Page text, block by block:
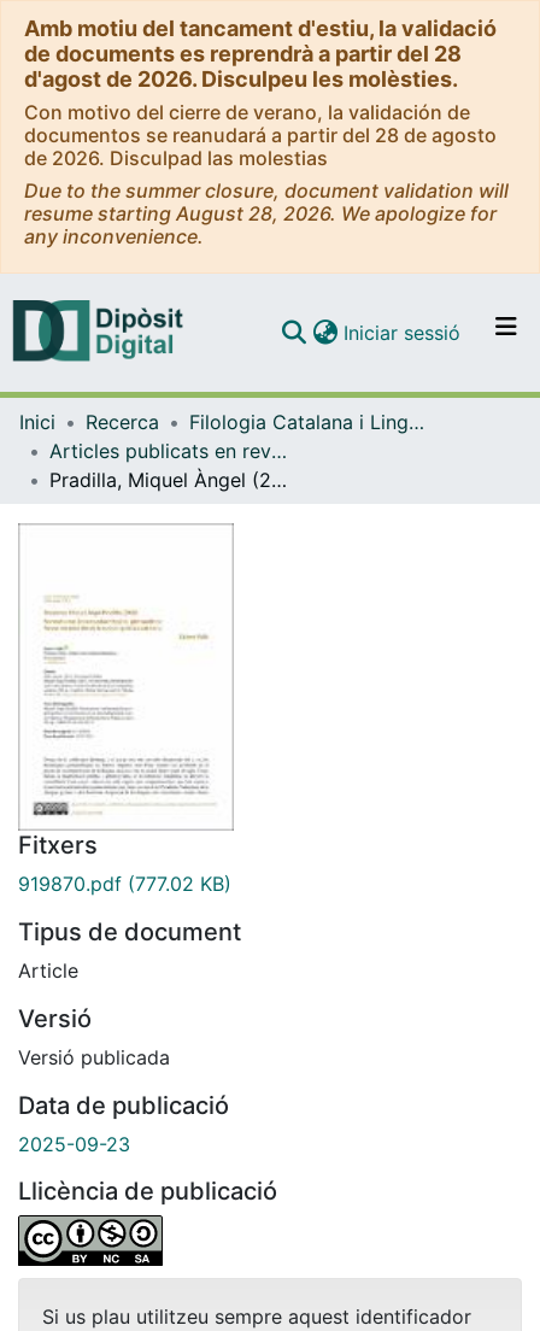
Amb motiu del tancament d'estiu, la validació
de documents es reprendrà a partir del 28
d'agost de 2026. Disculpeu les molèsties.
Con motivo del cierre de verano, la validación de
documentos se reanudará a partir del 28 de agosto
de 2026. Disculpad las molestias
Due to the summer closure, document validation will
resume starting August 28, 2026. We apologize for
any inconvenience.
Navega per tot el DD
Com publicar
Iniciar sessió (current)
Inici Recerca
Filologia Catalana i Lingüística General
Articles publicats en revistes (Filologia Catalana i Lingüística General)
Pradilla, Miquel Àngel (2024), "Normativitat, (re)estandardització i glotopolítica. Noves mirades des de la sociolingüística catalana", València, Universitat de València
Fitxers
919870.pdf (777.02 KB)
Tipus de document
Article
Versió
Versió publicada
Data de publicació
2025-09-23
Llicència de publicació
Si us plau utilitzeu sempre aquest identificador